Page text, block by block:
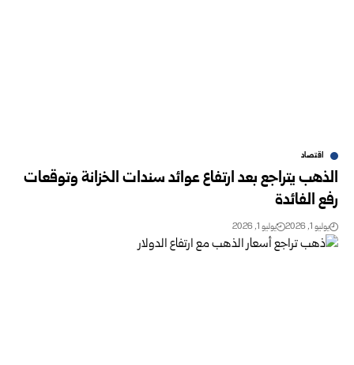
اقتصاد
الذهب يتراجع بعد ارتفاع عوائد سندات الخزانة وتوقعات
رفع الفائدة
يوليو 1, 2026 يوليو 1, 2026